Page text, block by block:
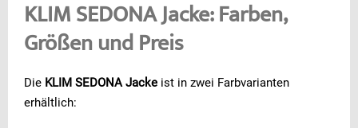
KLIM SEDONA Jacke: Farben,
Größen und Preis
Die KLIM SEDONA Jacke ist in zwei Farbvarianten
erhältlich: